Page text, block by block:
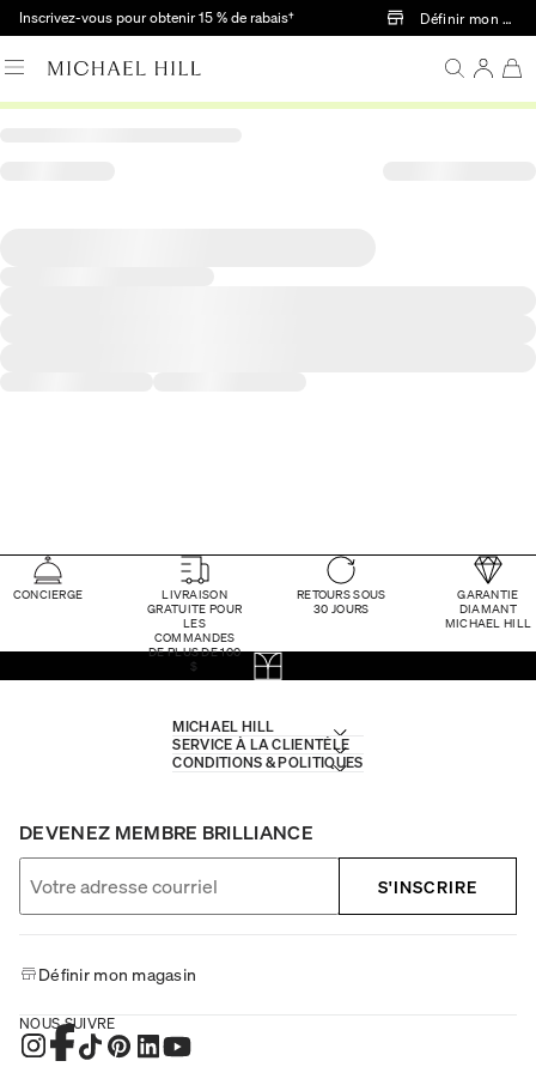
Passer au contenu principal
Inscrivez-vous pour obtenir 15 % de rabais† Définir mon
CONCIERGE
LIVRAISON
GRATUITE POUR
LES
COMMANDES
DE PLUS DE 100
$
RETOURS SOUS
30 JOURS
GARANTIE
DIAMANT
MICHAEL HILL
MICHAEL HILL
SERVICE À LA CLIENTÈLE
CONDITIONS & POLITIQUES
DEVENEZ MEMBRE BRILLIANCE
S'INSCRIRE
Définir mon magasin
NOUS SUIVRE